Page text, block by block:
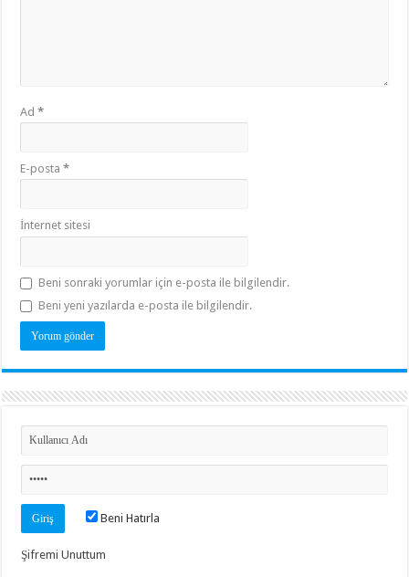
Ad*
E-posta*
İnternet sitesi
Beni sonraki yorumlar için e-posta ile bilgilendir.
Beni yeni yazılarda e-posta ile bilgilendir.
Beni Hatırla
Şifremi Unuttum